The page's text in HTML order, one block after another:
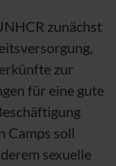
zunächst
zur
für eine gute
Camps soll
sexuelle